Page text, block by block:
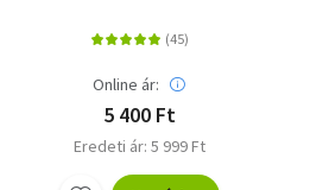
Online ár:
5 400 Ft
Eredeti ár: 5 999 Ft